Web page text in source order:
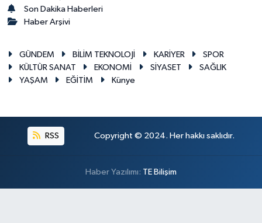
Son Dakika Haberleri
Haber Arşivi
GÜNDEM BİLİM TEKNOLOJİ KARİYER
SPOR
KÜLTÜR SANAT
EKONOMİ SİYASET
SAĞLIK
YAŞAM
EĞİTİM Künye
RSS Copyright © 2024. Her hakkı saklıdır.
Haber Yazılımı: TE Bilişim